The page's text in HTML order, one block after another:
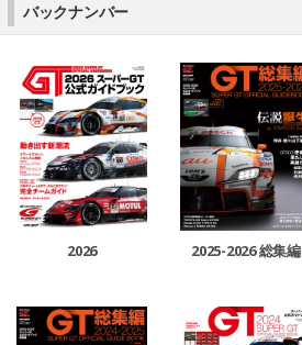
バックナンバー
2026 2025-2026 総集編